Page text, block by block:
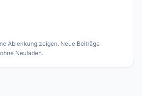
Ablenkung zeigen. Neue Beiträge
Neuladen.